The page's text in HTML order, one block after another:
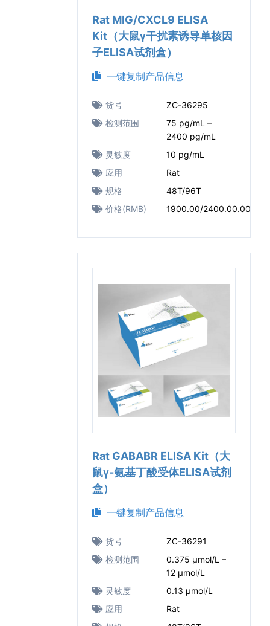
Rat MIG/CXCL9 ELISA
Kit（大鼠γ干扰素诱导单核因
子ELISA试剂盒）
一键复制产品信息
货号
ZC-36295
检测范围
75 pg/mL –
2400 pg/mL
灵敏度
10 pg/mL
应用
Rat
规格
48T/96T
价格(RMB)
1900.00/2400.00.00
Rat GABABR ELISA Kit（大
鼠γ-氨基丁酸受体ELISA试剂
盒）
一键复制产品信息
货号
ZC-36291
检测范围
0.375 μmol/L –
12 μmol/L
灵敏度
0.13 μmol/L
应用
Rat